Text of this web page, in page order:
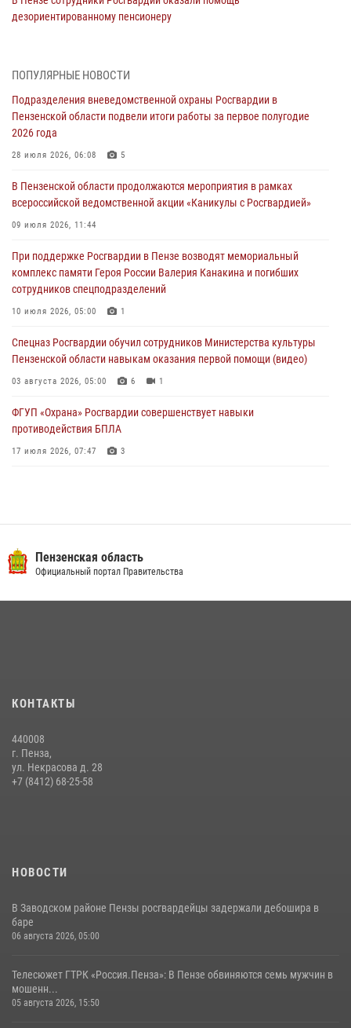
дезориентированному пенсионеру
В Пензе при силовой поддержке Росгвардии пресечена
(видео)
В Управлении Росгвардии по Пензенской области подвели итоги
Росгвардия обеспечила безопасность праздничных мероприятий в
03 августа 2026, 07:14
В Пензе сотрудники Росгвардии задержали мужчину, который
криками и нецензурной бранью напугал жильцов многоквартирного
03 августа 2026, 05:59
ПОПУЛЯРНЫЕ НОВОСТИ
Подразделения вневедомственной охраны Росгвардии в
Пензенской области подвели итоги работы за первое полугодие
2026 года
28 июля 2026, 06:08 5
В Пензенской области продолжаются мероприятия в рамках
всероссийской ведомственной акции «Каникулы с Росгвардией»
09 июля 2026, 11:44
При поддержке Росгвардии в Пензе возводят мемориальный
комплекс памяти Героя России Валерия Канакина и погибших
сотрудников спецподразделений
10 июля 2026, 05:00 1
Спецназ Росгвардии обучил сотрудников Министерства культуры
Пензенской области навыкам оказания первой помощи (видео)
03 августа 2026, 05:00 6 1
ФГУП «Охрана» Росгвардии совершенствует навыки
противодействия БПЛА
17 июля 2026, 07:47 3
Пензенский спецназ Росгвардии готовит студентов к окружному
этапу «Зарницы 2.0» (видео)
Пучков посетил 55-й Всероссийский Лермонтовский праздник
11 июля 2026, 10:00
Сотрудники пензенского ОМОН «Страж» познакомили участников
Пензенская область
Официальный портал Правительства
КОНТАКТЫ
440008
г. Пенза,
ул. Некрасова д. 28
+7 (8412) 68-25-58
НОВОСТИ
В Заводском районе Пензы росгвардейцы задержали дебошира в
баре
06 августа 2026, 05:00
Телесюжет ГТРК «Россия.Пенза»: В Пензе обвиняются семь мужчин в
мошенн...
05 августа 2026, 15:50